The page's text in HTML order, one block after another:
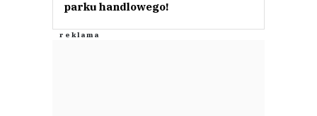
parku handlowego!